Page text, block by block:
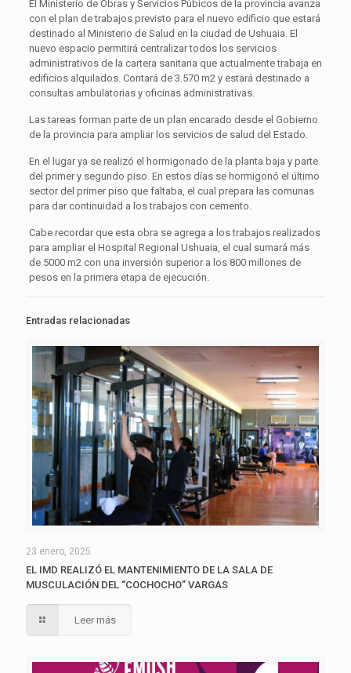
El Ministerio de Obras y Servicios Púbicos de la provincia avanza
con el plan de trabajos previsto para el nuevo edificio que estará
destinado al Ministerio de Salud en la ciudad de Ushuaia. El
nuevo espacio permitirá centralizar todos los servicios
administrativos de la cartera sanitaria que actualmente trabaja en
edificios alquilados. Contará de 3.570 m2 y estará destinado a
consultas ambulatorias y oficinas administrativas.
Las tareas forman parte de un plan encarado desde el Gobierno
de la provincia para ampliar los servicios de salud del Estado.
En el lugar ya se realizó el hormigonado de la planta baja y parte
del primer y segundo piso. En estos días se hormigonó el último
sector del primer piso que faltaba, el cual prepara las comunas
para dar continuidad a los trabajos con cemento.
Cabe recordar que esta obra se agrega a los trabajos realizados
para ampliar el Hospital Regional Ushuaia, el cual sumará más
de 5000 m2 con una inversión superior a los 800 millones de
pesos en la primera etapa de ejecución.
Entradas relacionadas
23 enero, 2025
EL IMD REALIZÓ EL MANTENIMIENTO DE LA SALA DE
MUSCULACIÓN DEL “COCHOCHO” VARGAS
Leer más